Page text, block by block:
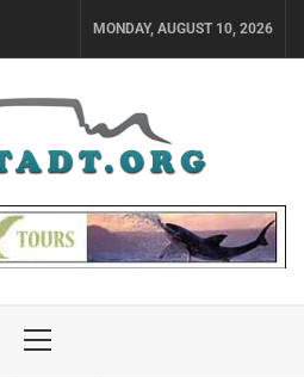
MONDAY, AUGUST 10, 2026
Menu